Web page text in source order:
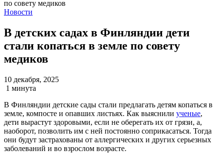
Новости
В детских садах в Финляндии дети
стали копаться в земле по совету
медиков
10 декабря, 2025
1 минута
В Финляндии детские сады стали предлагать детям копаться в
земле, компосте и опавших листьях. Как выяснили ученые,
дети вырастут здоровыми, если не оберегать их от грязи, а,
наоборот, позволить им с ней постоянно соприкасаться. Тогда
они будут застрахованы от аллергических и других серьезных
заболеваний и во взрослом возрасте.